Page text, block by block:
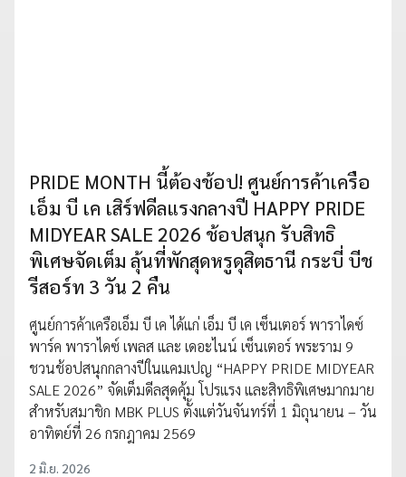
PRIDE MONTH นี้ต้องช้อป! ศูนย์การค้าเครือ
เอ็ม บี เค เสิร์ฟดีลแรงกลางปี HAPPY PRIDE
MIDYEAR SALE 2026 ช้อปสนุก รับสิทธิ
พิเศษจัดเต็ม ลุ้นที่พักสุดหรูดุสิตธานี กระบี่ บีช
รีสอร์ท 3 วัน 2 คืน
ศูนย์การค้าเครือเอ็ม บี เค ได้แก่ เอ็ม บี เค เซ็นเตอร์ พาราไดซ์
พาร์ค พาราไดซ์ เพลส และ เดอะไนน์ เซ็นเตอร์ พระราม 9
ชวนช้อปสนุกกลางปีในแคมเปญ “HAPPY PRIDE MIDYEAR
SALE 2026” จัดเต็มดีลสุดคุ้ม โปรแรง และสิทธิพิเศษมากมาย
สำหรับสมาชิก MBK PLUS ตั้งแต่วันจันทร์ที่ 1 มิถุนายน – วัน
อาทิตย์ที่ 26 กรกฎาคม 2569
2 มิ.ย. 2026